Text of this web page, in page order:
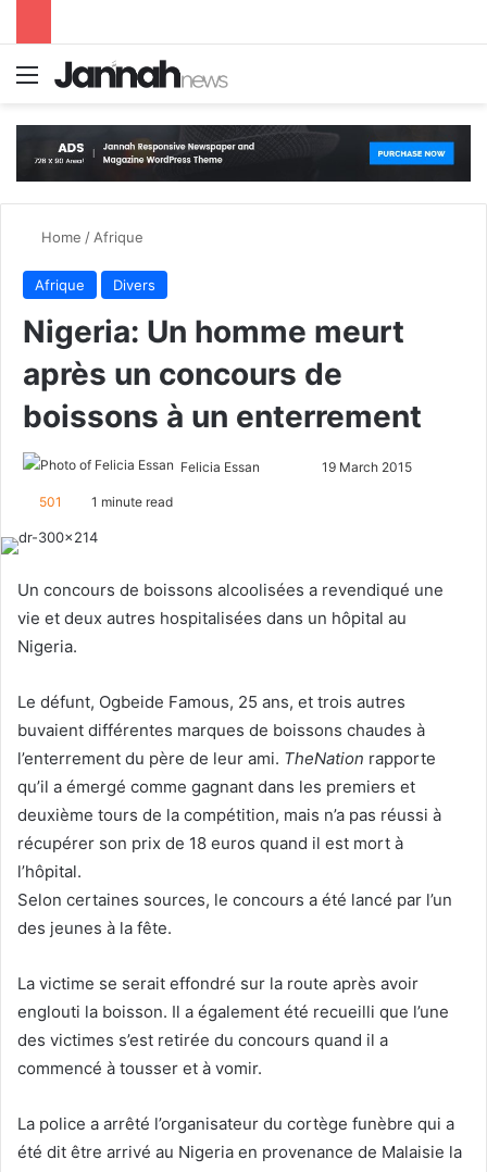
Menu
Home / Afrique
Afrique Divers
Nigeria: Un homme meurt
après un concours de
boissons à un enterrement
Felicia Essan
w
o
n
e
l
19 March 2015
501 1 minute read
Un concours de boissons alcoolisées a revendiqué une
vie et deux autres hospitalisées dans un hôpital au
Nigeria.
Le défunt, Ogbeide Famous, 25 ans, et trois autres
buvaient différentes marques de boissons chaudes à
l’enterrement du père de leur ami. TheNation rapporte
qu’il a émergé comme gagnant dans les premiers et
deuxième tours de la compétition, mais n’a pas réussi à
récupérer son prix de 18 euros quand il est mort à
l’hôpital.
Selon certaines sources, le concours a été lancé par l’un
des jeunes à la fête.
La victime se serait effondré sur la route après avoir
englouti la boisson. Il a également été recueilli que l’une
des victimes s’est retirée du concours quand il a
commencé à tousser et à vomir.
La police a arrêté l’organisateur du cortège funèbre qui a
été dit être arrivé au Nigeria en provenance de Malaisie la